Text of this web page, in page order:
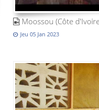
Moossou (Côte
Jeu 05 Jan 2023